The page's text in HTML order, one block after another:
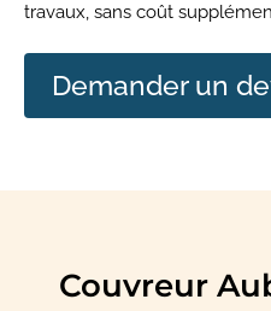
travaux, sans coût
Demander un
Couvreur